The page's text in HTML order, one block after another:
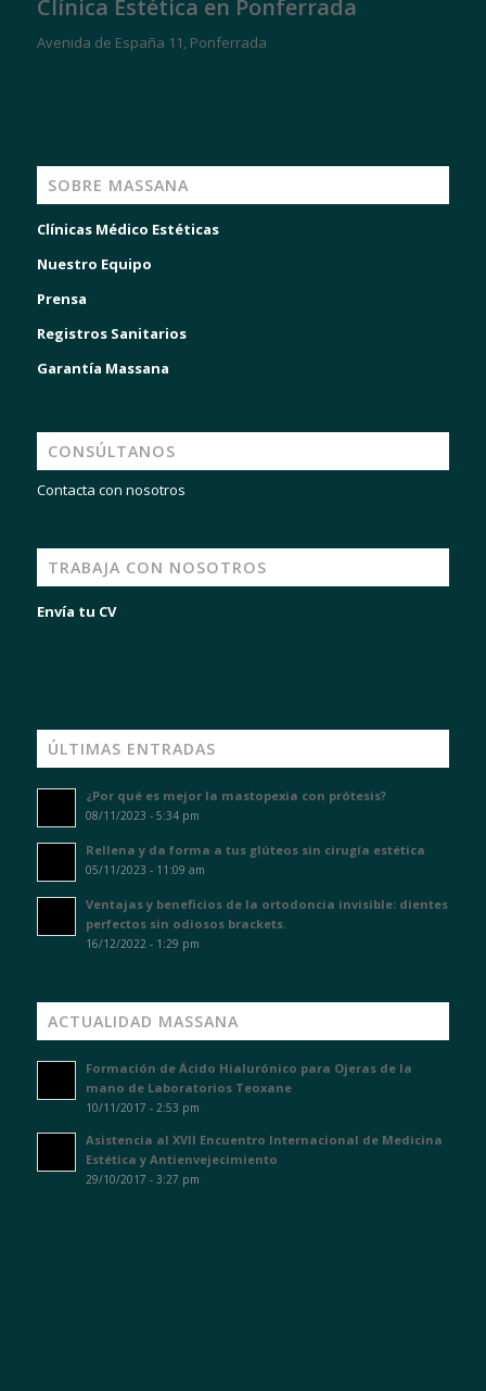
Clínica Estética en Ponferrada
Avenida de España 11, Ponferrada
SOBRE MASSANA
Clínicas Médico Estéticas
Nuestro Equipo
Prensa
Registros Sanitarios
Garantía Massana
CONSÚLTANOS
Contacta con nosotros
TRABAJA CON NOSOTROS
Envía tu CV
ÚLTIMAS ENTRADAS
¿Por qué es mejor la mastopexia con prótesis?
08/11/2023 - 5:34 pm
Rellena y da forma a tus glúteos sin cirugía estética
05/11/2023 - 11:09 am
Ventajas y beneficios de la ortodoncia invisible: dientes
perfectos sin odiosos brackets.
16/12/2022 - 1:29 pm
ACTUALIDAD MASSANA
Formación de Ácido Hialurónico para Ojeras de la
mano de Laboratorios Teoxane
10/11/2017 - 2:53 pm
Asistencia al XVII Encuentro Internacional de Medicina
Estética y Antienvejecimiento
29/10/2017 - 3:27 pm